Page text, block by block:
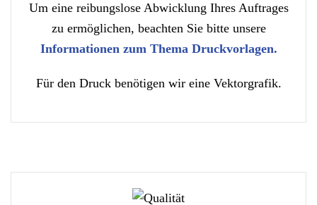
Um eine reibungslose Abwicklung Ihres Auftrages
zu ermöglichen, beachten Sie bitte unsere
Informationen zum Thema Druckvorlagen.
Für den Druck benötigen wir eine Vektorgrafik.